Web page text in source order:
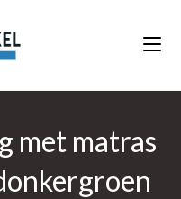
met matras